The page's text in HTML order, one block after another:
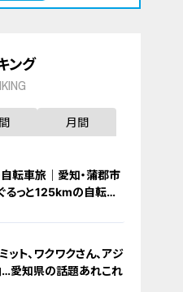
ング
月間
転車旅｜愛知・蒲郡市
るっと125kmの自転車
ット、ワクワクさん、アジ
愛知県の話題あれこれ